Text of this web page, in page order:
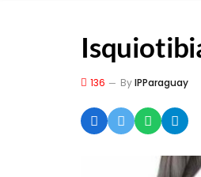
136 ByIPParaguay